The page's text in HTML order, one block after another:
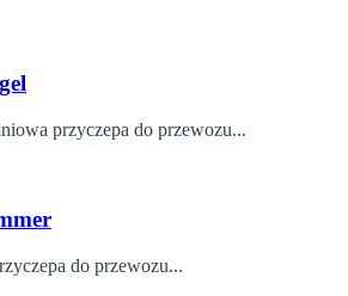
przyczepa do przewozu...
do przewozu...